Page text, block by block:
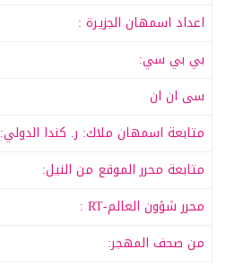
اعداد اسمهان الجزيرة :
بي بي سي:
سى ان ان
متابعة اسمهان ملاك: ر. كندا الدولي:
متابعة محرر الموقع من النيل:
محرر شؤون العالم-RT :
من صحف المهجر: